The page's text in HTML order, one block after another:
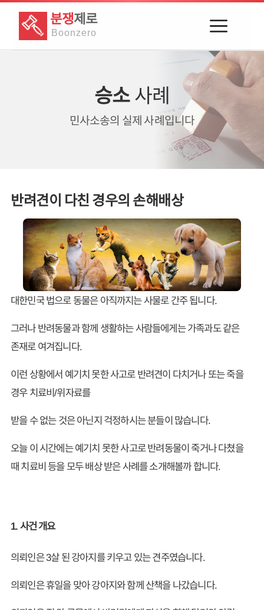
분쟁제로
Boonzero
승소사례
민사소송의 실제 사례입니다
반려견이 다친 경우의 손해배상
대한민국 법으로 동물은 아직까지는 사물로 간주 됩니다.
그러나 반려동물과 함께 생활하는 사람들에게는 가족과도 같은
존재로 여겨집니다.
이런 상황에서 예기치 못한 사고로 반려견이 다치거나 또는 죽을
경우 치료비/위자료를
받을 수 없는 것은 아닌지 걱정하시는 분들이 많습니다.
오늘 이 시간에는 예기치 못한 사고로 반려동물이 죽거나 다쳤을
때 치료비 등을 모두 배상 받은 사례를 소개해볼까 합니다.
1. 사건 개요
의뢰인은 3살 된 강아지를 키우고 있는 견주였습니다.
의뢰인은 휴일을 맞아 강아지와 함께 산책을 나갔습니다.